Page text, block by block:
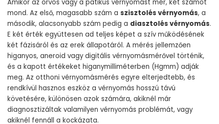
Amikor az orvos vagy a patikus vérnyomást mér, két számot
mond. Az első, magasabb szám a szisztolés vérnyomás, a
második, alacsonyabb szám pedig a diasztolés vérnyomás.
E két érték együttesen ad teljes képet a szív működésének
két fázisáról és az erek állapotáról. A mérés jellemzően
higanyos, aneroid vagy digitális vérnyomásmérővel történik,
és a kapott értékeket higanymilliméterben (Hgmm) adják
meg. Az otthoni vérnyomásmérés egyre elterjedtebb, és
rendkívül hasznos eszköz a vérnyomás hosszú távú
követésére, különösen azok számára, akiknél már
diagnosztizáltak valamilyen vérnyomás problémát, vagy
akiknél fennáll a kockázata.